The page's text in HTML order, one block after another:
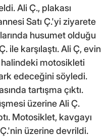
Ali Ç., plakası
Satı Ç.'yi ziyarete
husumet olduğu
ile karşılaştı. Ali Ç, evin
motosikleti
edeceğini söyledi.
tartışma çıktı.
üzerine Ali Ç.
Motosiklet, kavgayı
üzerine devrildi.